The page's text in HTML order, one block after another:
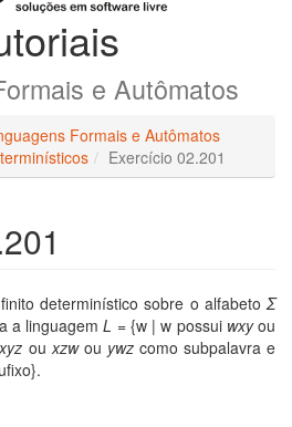
e Autômatos
Formais e Autômatos
Exercício 02.201
determinístico sobre o alfabetoΣ
a linguagemL = {w | w possui wxyou
xyz ouxzwou ywzcomo subpalavra e